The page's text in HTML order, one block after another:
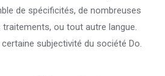
de spécificités, de nombreuses
ou tout autre langue.
subjectivité du société Do.